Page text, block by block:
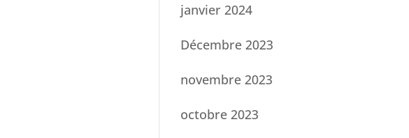
janvier 2024
Décembre 2023
novembre 2023
octobre 2023